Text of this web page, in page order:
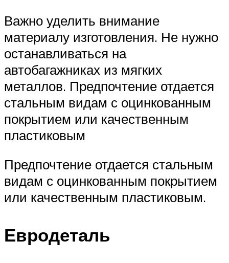
Важно уделить внимание
материалу изготовления. Не нужно
останавливаться на
автобагажниках из мягких
металлов. Предпочтение отдается
стальным видам с оцинкованным
покрытием или качественным
пластиковым
Предпочтение отдается стальным
видам с оцинкованным покрытием
или качественным пластиковым.
Евродеталь